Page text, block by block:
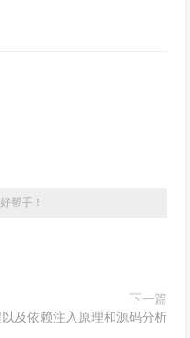
帮手！
下一篇
及依赖注入原理和源码分析